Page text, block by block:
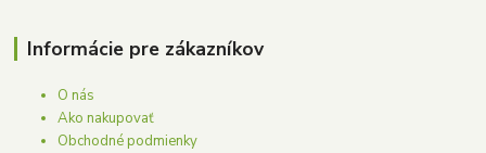
Informácie pre zákazníkov
O nás
Ako nakupovať
Obchodné podmienky